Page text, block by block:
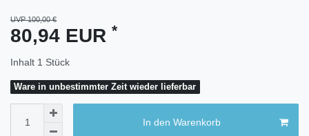
UVP 100,00 €
80,94 EUR *
Inhalt 1 Stück
Ware in unbestimmter Zeit wieder lieferbar
In den Warenkorb